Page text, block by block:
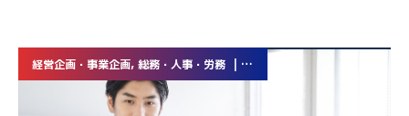
経営企画・事業企画, 総務・人事・労務 | 業務委託